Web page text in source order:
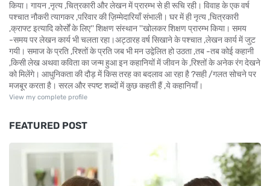
किया। गायन ,नृत्य ,चित्रकारी और लेखन में प्रारम्भ से ही रूचि रही। विवाह के एक वर्ष
पश्चात नौकरी त्यागकर ,परिवार की ज़िम्मेदारियाँ संभाली। घर में ही नृत्य ,चित्रकारी
,क्राफ्ट इत्यादि कोर्सों के लिए'' शिक्षण संस्थान ''खोलकर शिक्षण प्रारम्भ किया। समय
-समय पर लेखन कार्य भी चलता रहा।अट्ठारह वर्ष सिखाने के पश्चात ,लेखन कार्य में जुट
गयी। समाज के प्रति ,रिश्तों के प्रति जब भी मन उद्वेलित हो उठता ,तब -तब कोई कहानी
,किसी लेख अथवा कविता का जन्म हुआ इन कहानियों में जीवन के ,रिश्तों के अनेक रंग देखने
को मिलेंगे। आधुनिकता की दौड़ में किस तरह का बदलाव आ रहा है ?सही /गलत सोचने पर
मजबूर करता है। सरल और स्पष्ट शब्दों में कुछ कहती हैं ,ये कहानियाँ।
View my complete profile
FEATURED POST